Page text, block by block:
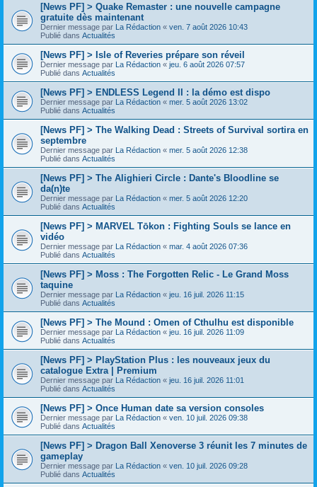
[News PF] > Quake Remaster : une nouvelle campagne
gratuite dès maintenant
Dernier message par La Rédaction « ven. 7 août 2026 10:43
Publié dans Actualités
[News PF] > Isle of Reveries prépare son réveil
Dernier message par La Rédaction « jeu. 6 août 2026 07:57
Publié dans Actualités
[News PF] > ENDLESS Legend II : la démo est dispo
Dernier message par La Rédaction « mer. 5 août 2026 13:02
Publié dans Actualités
[News PF] > The Walking Dead : Streets of Survival sortira en
septembre
Dernier message par La Rédaction « mer. 5 août 2026 12:38
Publié dans Actualités
[News PF] > The Alighieri Circle : Dante's Bloodline se
da(n)te
Dernier message par La Rédaction « mer. 5 août 2026 12:20
Publié dans Actualités
[News PF] > MARVEL Tōkon : Fighting Souls se lance en
vidéo
Dernier message par La Rédaction « mar. 4 août 2026 07:36
Publié dans Actualités
[News PF] > Moss : The Forgotten Relic - Le Grand Moss
taquine
Dernier message par La Rédaction « jeu. 16 juil. 2026 11:15
Publié dans Actualités
[News PF] > The Mound : Omen of Cthulhu est disponible
Dernier message par La Rédaction « jeu. 16 juil. 2026 11:09
Publié dans Actualités
[News PF] > PlayStation Plus : les nouveaux jeux du
catalogue Extra | Premium
Dernier message par La Rédaction « jeu. 16 juil. 2026 11:01
Publié dans Actualités
[News PF] > Once Human date sa version consoles
Dernier message par La Rédaction « ven. 10 juil. 2026 09:38
Publié dans Actualités
[News PF] > Dragon Ball Xenoverse 3 réunit les 7 minutes de
gameplay
Dernier message par La Rédaction « ven. 10 juil. 2026 09:28
Publié dans Actualités